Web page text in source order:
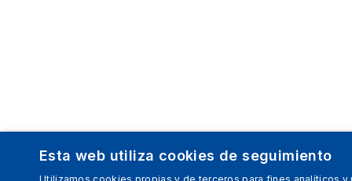
Esta web utiliza cookies de seguimiento